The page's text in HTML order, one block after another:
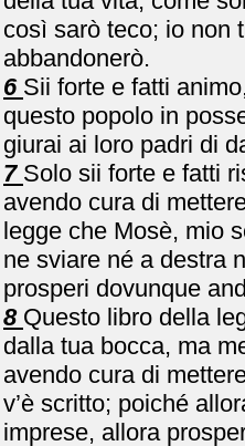
così sarò teco; io non
abbandonerò.
6 Sii forte e fatti
questo popolo in
giurai ai loro padri di
7 Solo sii forte e fatti
avendo cura di
legge che Mosè, mio
ne sviare né a destra
prosperi dovunque
8 Questo libro della
dalla tua bocca, ma
avendo cura di
v’è scritto; poiché
imprese, allora